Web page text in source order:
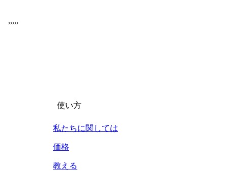
,,,,,
使い方
私たちに関しては
価格
教える